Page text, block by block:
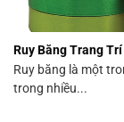
Ruy Băng Trang
Ruy băng là một
trong nhiều...